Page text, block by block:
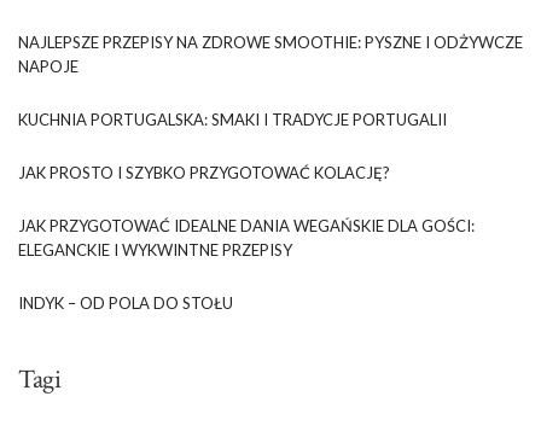
NAJLEPSZE PRZEPISY NA ZDROWE SMOOTHIE: PYSZNE I ODŻYWCZE
NAPOJE
KUCHNIA PORTUGALSKA: SMAKI I TRADYCJE PORTUGALII
JAK PROSTO I SZYBKO PRZYGOTOWAĆ KOLACJĘ?
JAK PRZYGOTOWAĆ IDEALNE DANIA WEGAŃSKIE DLA GOŚCI:
ELEGANCKIE I WYKWINTNE PRZEPISY
INDYK – OD POLA DO STOŁU
Tagi